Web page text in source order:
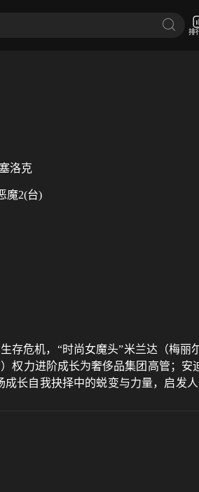
排
洛克
魔2(台)
危机，“时尚女魔头”米兰达（梅丽
力进阶成长为奢侈品集团高管；安
长自我抉择中的蜕变与力量，启发人